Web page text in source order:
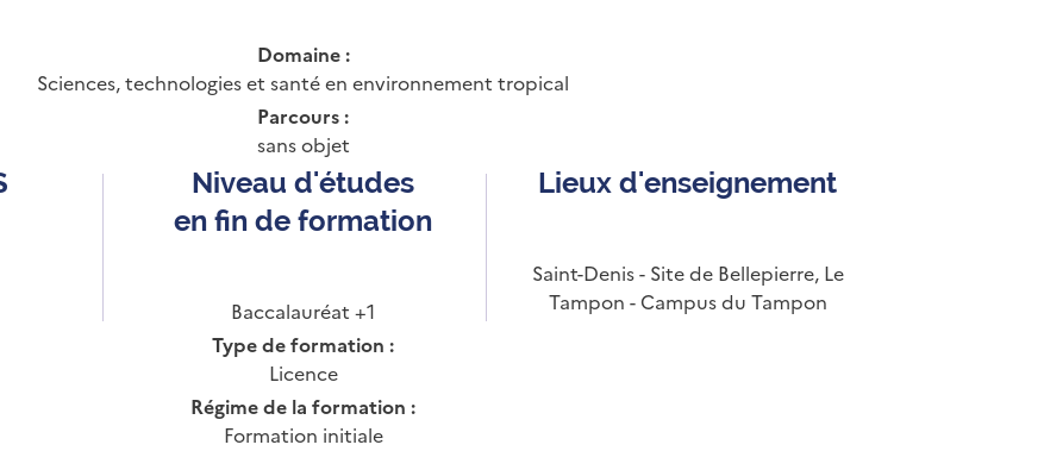
Domaine :
Sciences, technologies et santé en environnement tropical
Parcours :
sans objet
Niveau d'études
en fin de formation
Baccalauréat +1
Lieux d'enseignement
Saint-Denis - Site de Bellepierre, Le
Tampon - Campus du Tampon
Type de formation :
Licence
Régime de la formation :
Formation initiale